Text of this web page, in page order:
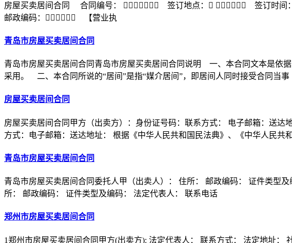
房屋买卖居间合同 合同编号： ￿￿￿￿￿￿￿ 签订地点：￿ ￿￿￿￿￿￿ 签订时
邮政编码：￿￿￿￿￿￿ 【营业执
青岛市房屋买卖居间合同
青岛市房屋买卖居间合同青岛市房屋买卖居间合同说明 一、本合同文本是依
采用。 二、本合同所说的“居间”是指“媒介居间”，即居间人同时接受合同当事
房屋买卖居间合同
房屋买卖居间合同甲方（出卖方）：身份证号码：联系方式： 电子邮箱：送
方式：电子邮箱：送达地址： 根据《中华人民共和国民法典》、《中华人民共
青岛市房屋买卖居间合同
青岛市房屋买卖居间合同委托人甲（出卖人）： 住所： 邮政编码： 证件类型
所： 邮政编码： 证件类型及编码： 法定代表人： 联系电话
郑州市房屋买卖居间合同
1郑州市房屋买卖居间合同甲方(出卖方): 法定代表人： 联系方式： 法定地址：